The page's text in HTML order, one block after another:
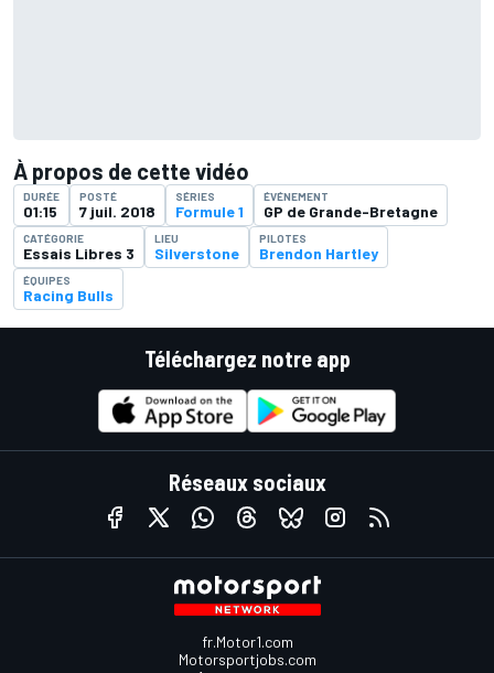
À propos de cette vidéo
DURÉE
01:15
POSTÉ
7 juil. 2018
SÉRIES
Formule 1
ÉVÉNEMENT
GP de Grande-Bretagne
CATÉGORIE
Essais Libres 3
LIEU
Silverstone
PILOTES
Brendon Hartley
ÉQUIPES
Racing Bulls
Téléchargez notre app
Réseaux sociaux
fr.Motor1.com
Motorsportjobs.com